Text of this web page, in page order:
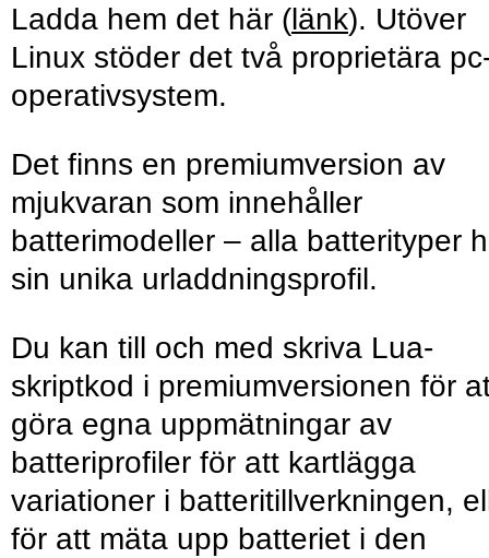
Ladda hem det här (länk). Utöver
Linux stöder det två proprietära
operativsystem.
Det finns en premiumversion av
mjukvaran som innehåller
batterimodeller – alla batterityper
sin unika urladdningsprofil.
Du kan till och med skriva Lua-
skriptkod i premiumversionen för
göra egna uppmätningar av
batteriprofiler för att kartlägga
variationer i batteritillverkningen,
för att mäta upp batteriet i den